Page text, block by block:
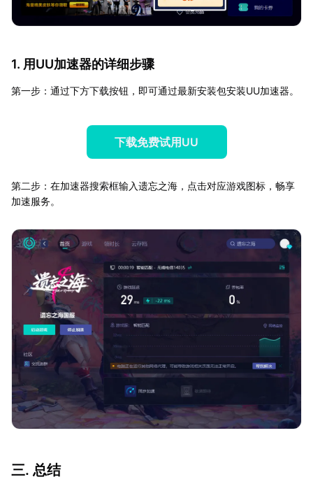
1. 用UU加速器的详细步骤
第一步：通过下方下载按钮，即可通过最新安装包安装UU加速器。
下载免费试用UU
第二步：在加速器搜索框输入遗忘之海，点击对应游戏图标，畅享
加速服务。
三. 总结